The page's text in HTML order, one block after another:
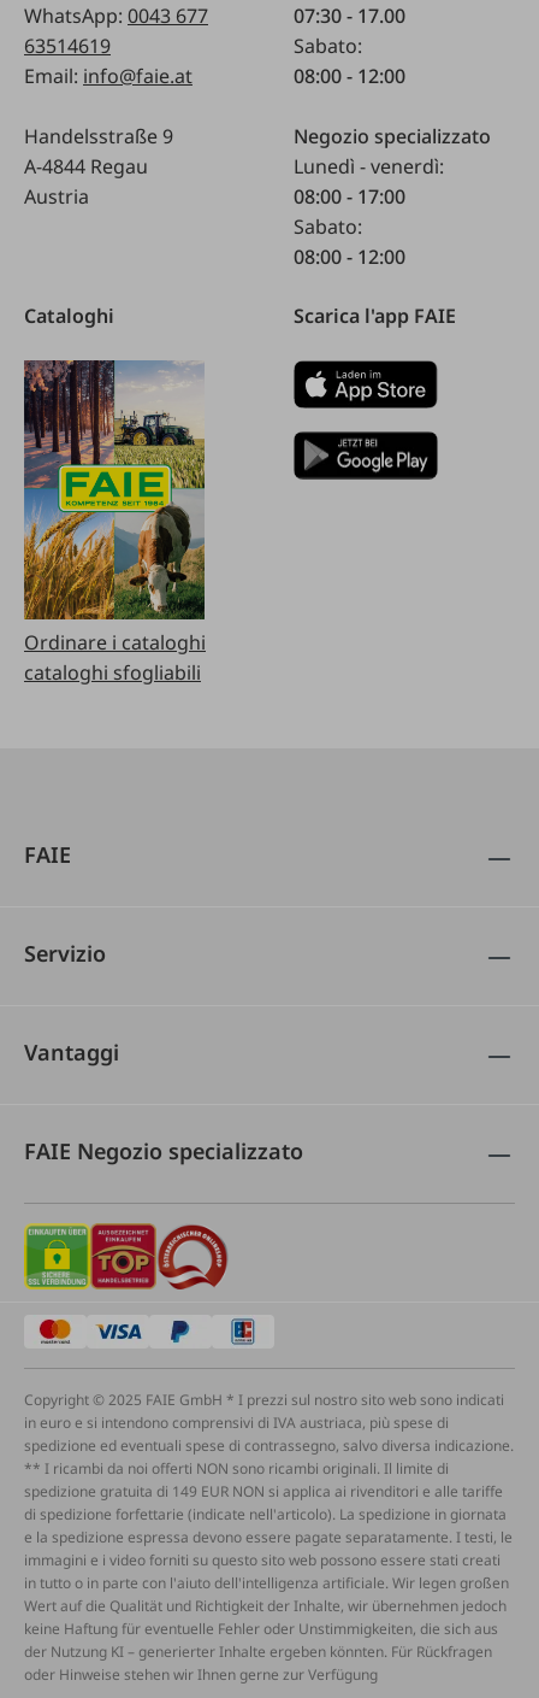
WhatsApp: 0043 677
63514619
Email: info@faie.at
Handelsstraße 9
A-4844 Regau
Austria
07:30 - 17.00
Sabato:
08:00 - 12:00
Negozio specializzato
Lunedì - venerdì:
08:00 - 17:00
Sabato:
08:00 - 12:00
Cataloghi
Ordinare i cataloghi
cataloghi sfogliabili
Scarica l'app FAIE
FAIE
Servizio
Vantaggi
FAIE Negozio specializzato
Copyright © 2025 FAIE GmbH * I prezzi sul nostro sito web sono indicati
in euro e si intendono comprensivi di IVA austriaca, più spese di
spedizione ed eventuali spese di contrassegno, salvo diversa indicazione.
** I ricambi da noi offerti NON sono ricambi originali. Il limite di
spedizione gratuita di 149 EUR NON si applica ai rivenditori e alle tariffe
di spedizione forfettarie (indicate nell'articolo). La spedizione in giornata
e la spedizione espressa devono essere pagate separatamente. I testi, le
immagini e i video forniti su questo sito web possono essere stati creati
in tutto o in parte con l'aiuto dell'intelligenza artificiale. Wir legen großen
Wert auf die Qualität und Richtigkeit der Inhalte, wir übernehmen jedoch
keine Haftung für eventuelle Fehler oder Unstimmigkeiten, die sich aus
der Nutzung KI – generierter Inhalte ergeben könnten. Für Rückfragen
oder Hinweise stehen wir Ihnen gerne zur Verfügung